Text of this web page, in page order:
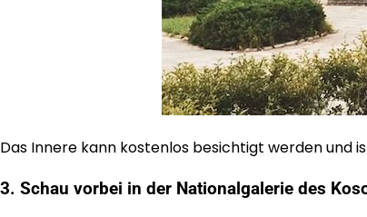
Das Innere kann kostenlos besichtigt werden und
3. Schau vorbei in der Nationalgalerie des